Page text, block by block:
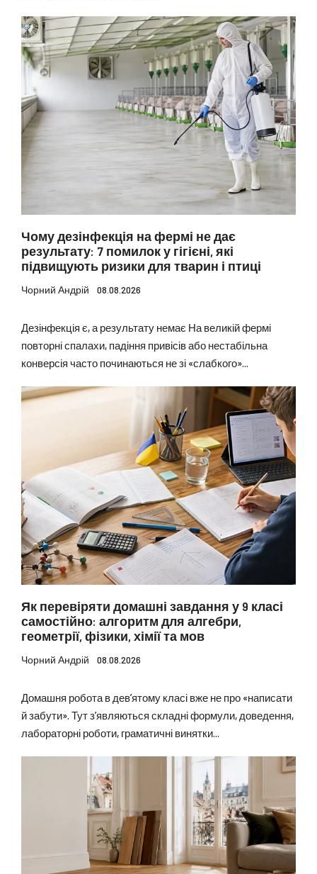
Чому дезінфекція на фермі не дає
результату: 7 помилок у гігієні, які
підвищують ризики для тварин і птиці
Чорний Андрій 08.08.2026
Дезінфекція є, а результату немає На великій фермі
повторні спалахи, падіння привісів або нестабільна
конверсія часто починаються не зі «слабкого»...
Як перевіряти домашні завдання у 9 класі
самостійно: алгоритм для алгебри,
геометрії, фізики, хімії та мов
Чорний Андрій 08.08.2026
Домашня робота в дев’ятому класі вже не про «написати
й забути». Тут з’являються складні формули, доведення,
лабораторні роботи, граматичні винятки...